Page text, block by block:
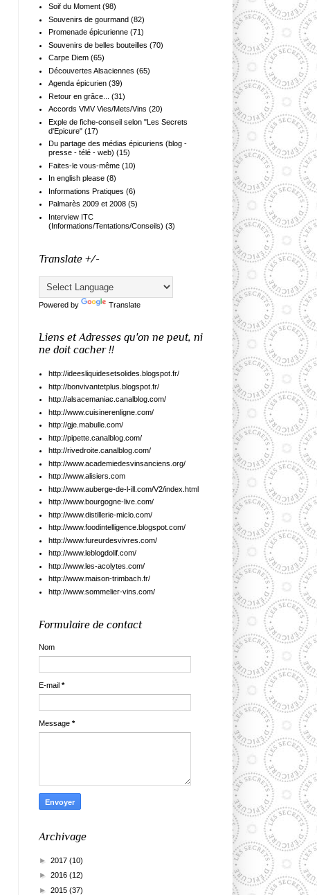
Soif du Moment (98)
Souvenirs de gourmand (82)
Promenade épicurienne (71)
Souvenirs de belles bouteilles (70)
Carpe Diem (65)
Découvertes Alsaciennes (65)
Agenda épicurien (39)
Retour en grâce...
(31)
Accords VMV Vies/Mets/Vins (20)
Exple de fiche-conseil selon "Les Secrets
d'Epicure" (17)
Du partage des médias épicuriens (blog -
presse - télé - web) (15)
Faites-le vous-même (10)
In english please (8)
Informations Pratiques (6)
Palmarès 2009 et 2008 (5)
Interview ITC
(Informations/Tentations/Conseils) (3)
Translate +/-
Powered by Translate
Liens et Adresses qu'on ne peut, ni
ne doit cacher !!
http://ideesliquidesetsolides.blogspot.fr/
http://bonvivantetplus.blogspot.fr/
http://alsacemaniac.canalblog.com/
http://www.cuisinerenligne.com/
http://gje.mabulle.com/
http://pipette.canalblog.com/
http://rivedroite.canalblog.com/
http://www.academiedesvinsanciens.org/
http://www.alisiers.com
http://www.auberge-de-l-ill.com/V2/index.html
http://www.bourgogne-live.com/
http://www.distillerie-miclo.com/
http://www.foodintelligence.blogspot.com/
http://www.fureurdesvivres.com/
http://www.leblogdolif.com/
http://www.les-acolytes.com/
http://www.maison-trimbach.fr/
http://www.sommelier-vins.com/
Formulaire de contact
Nom
E-mail *
Message *
Archivage
► 2017 (10)
► 2016 (12)
► 2015 (37)